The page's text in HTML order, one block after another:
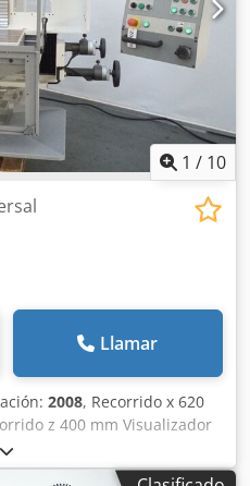
de trayectorias
eléctrica disponible
portaherramientas SK 40
1 / 10
Llamar
2008, Recorrido x 620
z 400 mm Visualizador
del husillo
del husillo 50 - 4000 rpm